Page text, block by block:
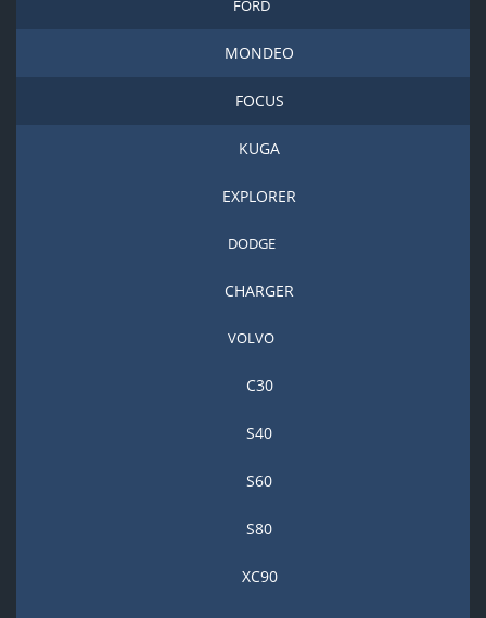
FORD
MONDEO
FOCUS
KUGA
EXPLORER
DODGE
CHARGER
VOLVO
С30
S40
S60
S80
XC90